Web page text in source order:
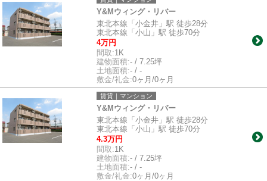
Y&Mウィング・リバー
東北本線「小金井」駅 徒歩28分
東北本線「小山」駅 徒歩70分
4万円
間取:1K
建物面積:- / 7.25坪
土地面積:- / -
敷金/礼金:0ヶ月/0ヶ月
賃貸｜マンション
Y&Mウィング・リバー
東北本線「小金井」駅 徒歩28分
東北本線「小山」駅 徒歩70分
4.3万円
間取:1K
建物面積:- / 7.25坪
土地面積:- / -
敷金/礼金:0ヶ月/0ヶ月